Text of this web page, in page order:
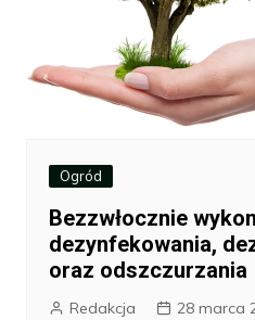
Ogród
Bezzwłocznie
dezynfekowania,
oraz odszczurzania
Redakcja 28 marca